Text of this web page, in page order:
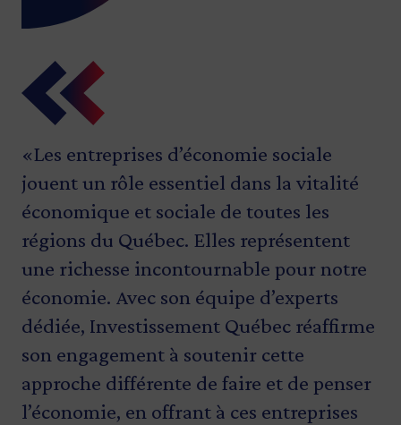
«Les entreprises d’économie sociale
jouent un rôle essentiel dans la vitalité
économique et sociale de toutes les
régions du Québec. Elles représentent
une richesse incontournable pour notre
économie. Avec son équipe d’experts
dédiée, Investissement Québec réaffirme
son engagement à soutenir cette
approche différente de faire et de penser
l’économie, en offrant à ces entreprises
«L’économie sociale est bien plus qu’un
modèle d’affaires, c’est une façon de
bâtir un Québec plus solidaire et
durable. Dans le contexte économique
actuel, marqué par l’incertitude et les
tensions géopolitiques, des modèles
d’affaires plus ouverts, solidaires et
démocratiques sont plus que bienvenus.
Notre équipe est mobilisée pour offrir
aux coopératives et aux organismes à but